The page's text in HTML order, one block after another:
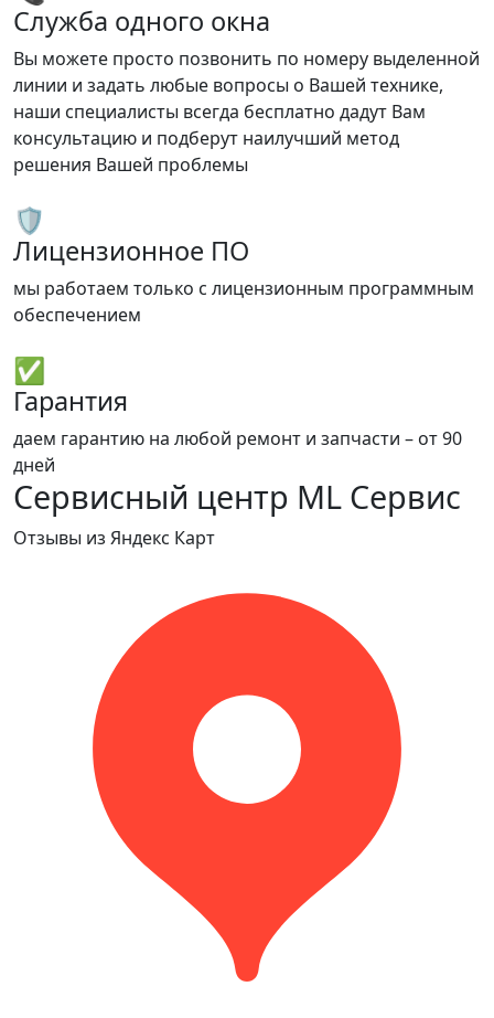
Служба одного окна
Вы можете просто позвонить по номеру выделенной
линии и задать любые вопросы о Вашей технике,
наши специалисты всегда бесплатно дадут Вам
консультацию и подберут наилучший метод
решения Вашей проблемы
🛡️
Лицензионное ПО
мы работаем только с лицензионным программным
обеспечением
✅
Гарантия
даем гарантию на любой ремонт и запчасти – от 90
дней
Сервисный центр ML Сервис
Отзывы из Яндекс Карт